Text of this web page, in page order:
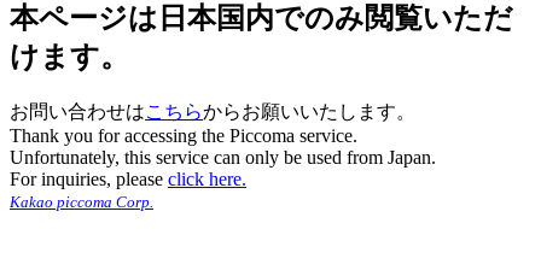
本ページは日本国内でのみ閲覧いただ
けます。
お問い合わせはこちらからお願いいたします。
Thank you for accessing the Piccoma service.
Unfortunately, this service can only be used from Japan.
For inquiries, please click here.
Kakao piccoma Corp.